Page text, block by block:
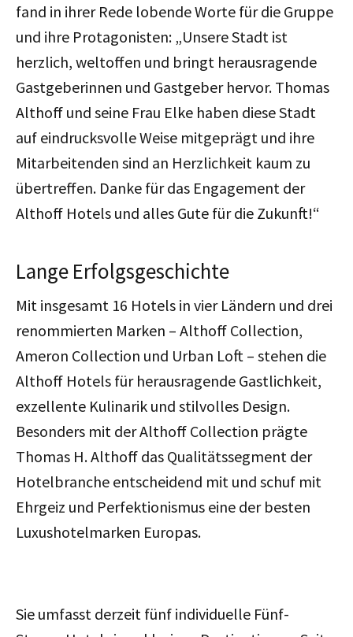
fand in ihrer Rede lobende Worte für die Gruppe
und ihre Protagonisten: „Unsere Stadt ist
herzlich, weltoffen und bringt herausragende
Gastgeberinnen und Gastgeber hervor. Thomas
Althoff und seine Frau Elke haben diese Stadt
auf eindrucksvolle Weise mitgeprägt und ihre
Mitarbeitenden sind an Herzlichkeit kaum zu
übertreffen. Danke für das Engagement der
Althoff Hotels und alles Gute für die Zukunft!“
Lange Erfolgsgeschichte
Mit insgesamt 16 Hotels in vier Ländern und drei
renommierten Marken – Althoff Collection,
Ameron Collection und Urban Loft – stehen die
Althoff Hotels für herausragende Gastlichkeit,
exzellente Kulinarik und stilvolles Design.
Besonders mit der Althoff Collection prägte
Thomas H. Althoff das Qualitätssegment der
Hotelbranche entscheidend mit und schuf mit
Ehrgeiz und Perfektionismus eine der besten
Luxushotelmarken Europas.
Sie umfasst derzeit fünf individuelle Fünf-